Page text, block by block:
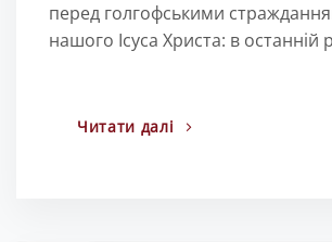
перед голгофськими
нашого Ісуса Христа: в останній
Читати далі